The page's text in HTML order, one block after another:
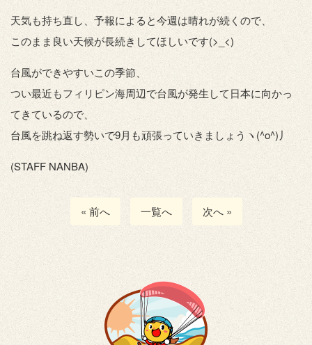
天気も持ち直し、予報によると今週は晴れが続くので、
このまま良い天候が長続きしてほしいです(>_<)
台風ができやすいこの季節、
つい最近もフィリピン海周辺で台風が発生して日本に向かっ
てきているので、
台風を跳ね返す勢いで9月も頑張っていきましょうヽ(^o^)丿
(STAFF NANBA)
« 前へ 一覧へ 次へ »